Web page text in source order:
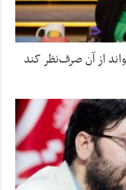
از آن صرف‌نظر کند